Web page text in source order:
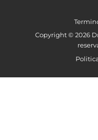
Copyright © 2026